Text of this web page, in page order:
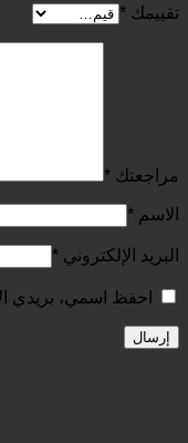
تقييمك *
مراجعتك *
الاسم *
البريد الإلكتروني *
احفظ اسمي، بريدي